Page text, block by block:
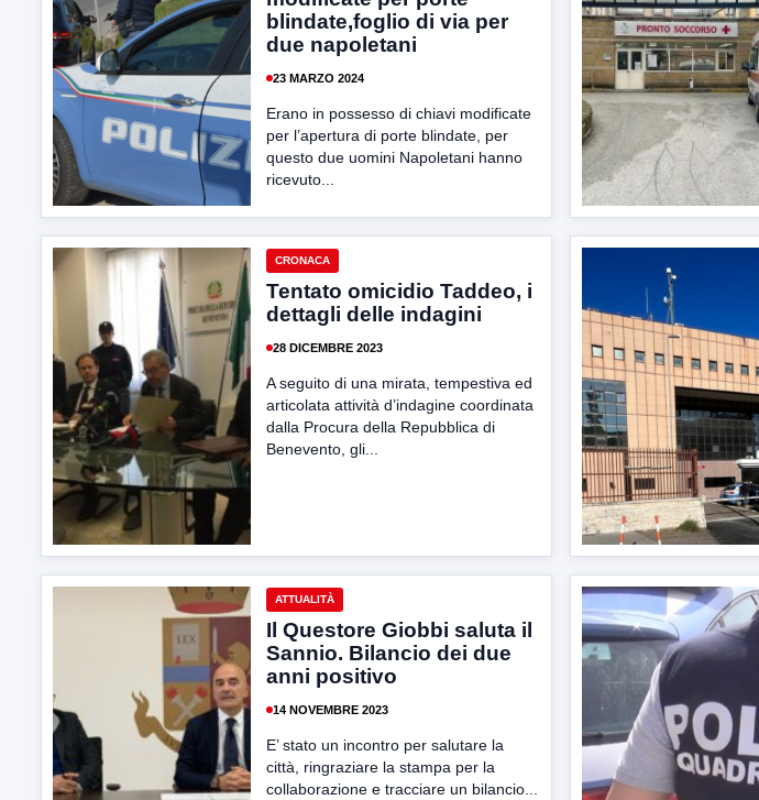
blindate,foglio di via per
due napoletani
23 MARZO 2024
Erano in possesso di chiavi modificate
per l’apertura di porte blindate, per
questo due uomini Napoletani hanno
ricevuto...
CRONACA
Tentato omicidio Taddeo, i
dettagli delle indagini
28 DICEMBRE 2023
A seguito di una mirata, tempestiva ed
articolata attività d’indagine coordinata
dalla Procura della Repubblica di
Benevento, gli...
ATTUALITÀ
Il Questore Giobbi saluta il
Sannio. Bilancio dei due
anni positivo
14 NOVEMBRE 2023
E’ stato un incontro per salutare la
città, ringraziare la stampa per la
collaborazione e tracciare un bilancio...